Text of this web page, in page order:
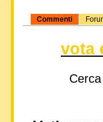
Commenti
vota